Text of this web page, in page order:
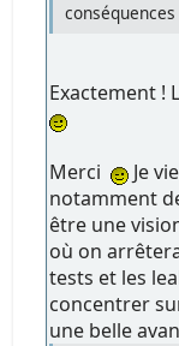
Exactement !
Merci
Je
notamment
être une
où on
tests et les
concentrer
une belle